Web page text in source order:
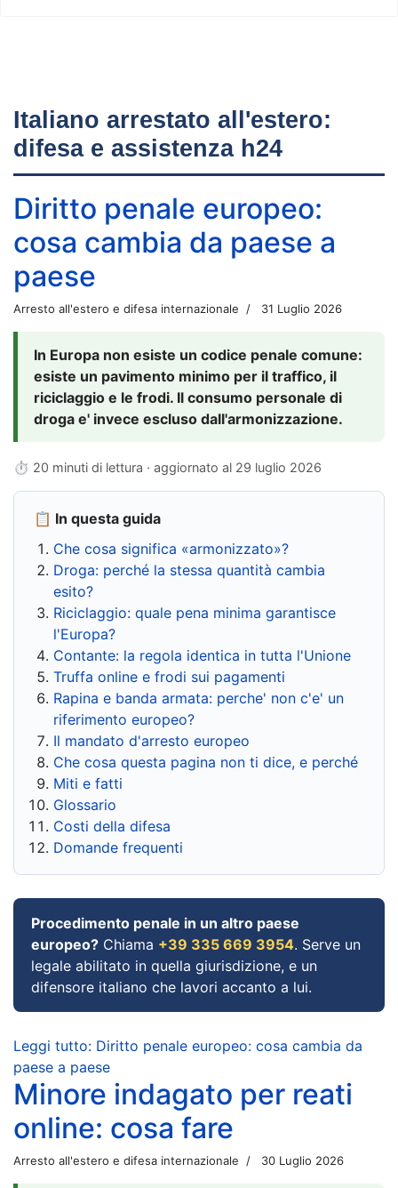
Italiano arrestato all'estero:
difesa e assistenza h24
Diritto penale europeo:
cosa cambia da paese a
paese
Arresto all'estero e difesa internazionale 31 Luglio 2026
In Europa non esiste un codice penale comune:
esiste un pavimento minimo per il traffico, il
riciclaggio e le frodi. Il consumo personale di
droga e' invece escluso dall'armonizzazione.
⏱ 20 minuti di lettura · aggiornato al 29 luglio 2026
📋 In questa guida
Che cosa significa «armonizzato»?
Droga: perché la stessa quantità cambia
esito?
Riciclaggio: quale pena minima garantisce
l'Europa?
Contante: la regola identica in tutta l'Unione
Truffa online e frodi sui pagamenti
Rapina e banda armata: perche' non c'e' un
riferimento europeo?
Il mandato d'arresto europeo
Che cosa questa pagina non ti dice, e perché
Miti e fatti
Glossario
Costi della difesa
Domande frequenti
Procedimento penale in un altro paese
europeo? Chiama +39 335 669 3954. Serve un
legale abilitato in quella giurisdizione, e un
difensore italiano che lavori accanto a lui.
Leggi tutto: Diritto penale europeo: cosa cambia da
paese a paese
Minore indagato per reati
online: cosa fare
Arresto all'estero e difesa internazionale 30 Luglio 2026